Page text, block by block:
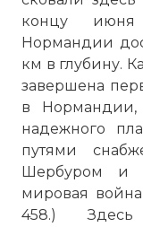
концу
Нормандии
км в глубину.
завершена
в Нормандии,
надежного
путями
Шербуром и
мировая
458.)